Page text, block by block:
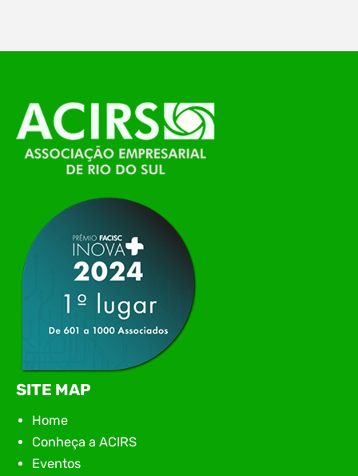
O Polo ACATE-ACIRS, por meio do NIAVI – Núcleo
de Tecnologia da Informação do Alto Vale do
Itajaí, realizou, no dia 21 de julho, o evento
Conexão Tech NIAVI, reunindo empresas de
tecnologia da região para uma noite de
apresentação de novas iniciativas para o setor. O
encontro aconteceu em Rio…
SITE MAP
Home
Conheça a ACIRS
Eventos